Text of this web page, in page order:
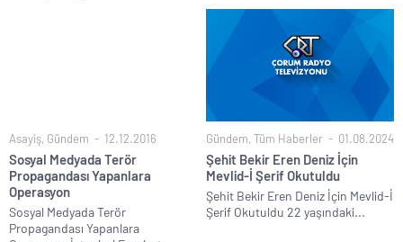
Asayiş, Gündem 12.12.2016
Sosyal Medyada Terör
Propagandası Yapanlara
Operasyon
Sosyal Medyada Terör
Propagandası Yapanlara
Gündem, Tüm Haberler 01.08.2024
Şehit Bekir Eren Deniz İçin
Mevlid-İ Şerif Okutuldu
Şehit Bekir Eren Deniz İçin Mevlid-İ
Şerif Okutuldu 22 yaşındaki...